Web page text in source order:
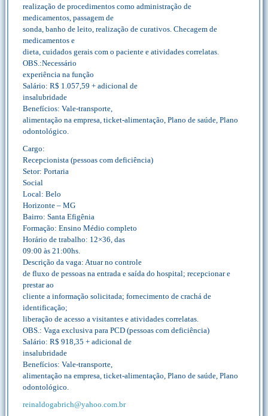
realização de procedimentos como administração de
medicamentos, passagem de
sonda, banho de leito, realização de curativos. Checagem de
medicamentos e
dieta, cuidados gerais com o paciente e atividades correlatas.
OBS.:Necessário
experiência na função
Salário: R$ 1.057,59 + adicional de
insalubridade
Benefícios: Vale-transporte,
alimentação na empresa, ticket-alimentação, Plano de saúde, Plano
odontológico.
Cargo:
Recepcionista (pessoas com deficiência)
Setor: Portaria
Social
Local: Belo
Horizonte – MG
Bairro: Santa Efigênia
Formação: Ensino Médio completo
Horário de trabalho: 12×36, das
09:00 às 21:00hs.
Descrição da vaga: Atuar no controle
de fluxo de pessoas na entrada e saída do hospital; recepcionar e
prestar ao
cliente a informação solicitada; fornecimento de crachá de
identificação;
liberação de acesso a visitantes e atividades correlatas.
OBS.: Vaga exclusiva para PCD (pessoas com deficiência)
Salário: R$ 918,35 + adicional de
insalubridade
Benefícios: Vale-transporte,
alimentação na empresa, ticket-alimentação, Plano de saúde, Plano
odontológico.
reinaldogabrich@yahoo.com.br